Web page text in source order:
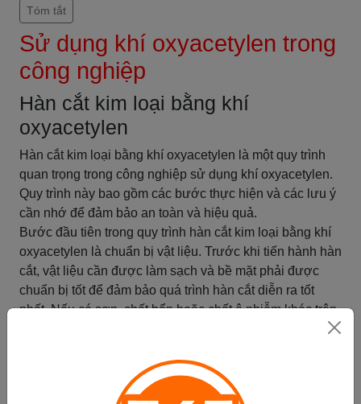
Tóm tắt
Sử dụng khí oxyacetylen trong
công nghiệp
Hàn cắt kim loại bằng khí
oxyacetylen
Hàn cắt kim loại bằng khí oxyacetylen là một quy trình
quan trọng trong công nghiệp sử dụng khí oxyacetylen.
Quy trình này bao gồm các bước thực hiện và các lưu ý
cần nhớ để đảm bảo an toàn và hiệu quả.
Bước đầu tiên trong quy trình hàn cắt kim loại bằng khí
oxyacetylen là chuẩn bị vật liệu. Trước khi tiến hành hàn
cắt, vật liệu cần được làm sạch và bề mặt phải được
chuẩn bị tốt để đảm bảo quá trình hàn cắt diễn ra tốt
nhất. Nếu có sơn, chất bẩn hoặc chất ô nhiễm khác trên
bề mặt, chúng cần được loại bỏ hoặc làm sạch trước khi
Tiếp theo, cần thiết lập thiết bị hàn cắt. Đảm bảo rằng
các thiết bị như bình oxy, bình acetylen và hệ thống van